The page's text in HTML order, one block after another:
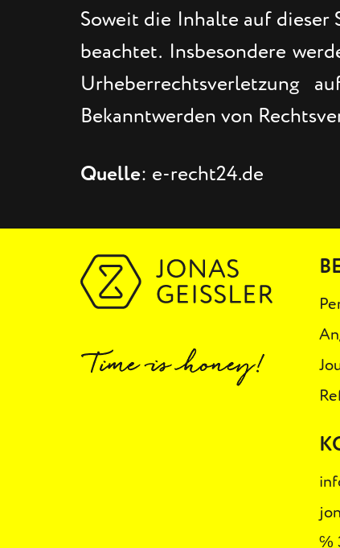
Soweit die Inhalte auf
beachtet. Insbesondere
Urheberrechtsverletzung
Bekanntwerden von
Quelle: e-recht24.de
℅